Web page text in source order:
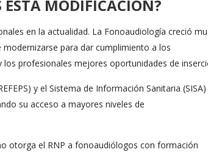
ESTA MODIFICACIÓN?
en la actualidad. La Fonoaudiología creció
para dar cumplimiento a los
profesionales mejores oportunidades de
y el Sistema de Información Sanitaria (SISA)
su acceso a mayores niveles de
otorga el RNP a fonoaudiólogos con formación